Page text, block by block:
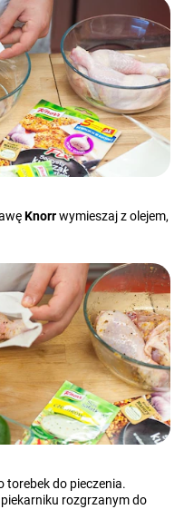
Knorrwymieszaj z olejem,
torebek do pieczenia.
rozgrzanym do